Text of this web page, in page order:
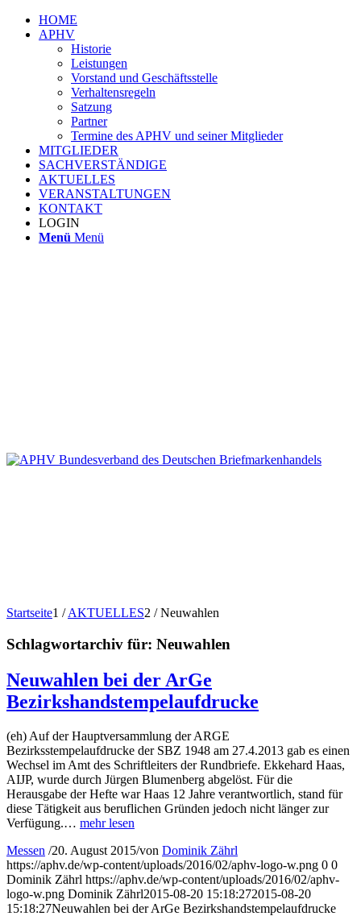
HOME
APHV
Historie
Leistungen
Vorstand und Geschäftsstelle
Verhaltensregeln
Satzung
Partner
Termine des APHV und seiner Mitglieder
MITGLIEDER
SACHVERSTÄNDIGE
AKTUELLES
VERANSTALTUNGEN
KONTAKT
LOGIN
Menü Menü
Startseite1 / AKTUELLES2 / Neuwahlen
Schlagwortarchiv für: Neuwahlen
Neuwahlen bei der ArGe
Bezirkshandstempelaufdrucke
(eh) Auf der Hauptversammlung der ARGE
Bezirksstempelaufdrucke der SBZ 1948 am 27.4.2013 gab es einen
Wechsel im Amt des Schriftleiters der Rundbriefe. Ekkehard Haas,
AIJP, wurde durch Jürgen Blumenberg abgelöst. Für die
Herausgabe der Hefte war Haas 12 Jahre verantwortlich, stand für
diese Tätigkeit aus beruflichen Gründen jedoch nicht länger zur
Verfügung.… mehr lesen
Messen /20. August 2015/von Dominik Zährl
https://aphv.de/wp-content/uploads/2016/02/aphv-logo-w.png 0 0
Dominik Zährl https://aphv.de/wp-content/uploads/2016/02/aphv-
logo-w.png Dominik Zährl2015-08-20 15:18:272015-08-20
15:18:27Neuwahlen bei der ArGe Bezirkshandstempelaufdrucke